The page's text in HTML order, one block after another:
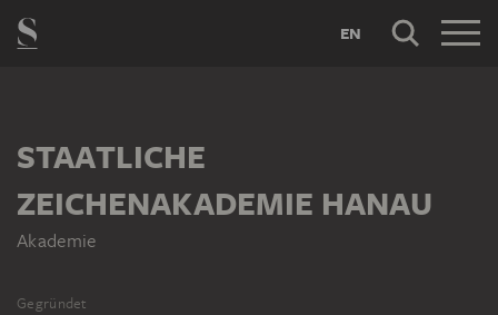
EN
STAATLICHE
ZEICHENAKADEMIE HANAU
Akademie
Gegründet